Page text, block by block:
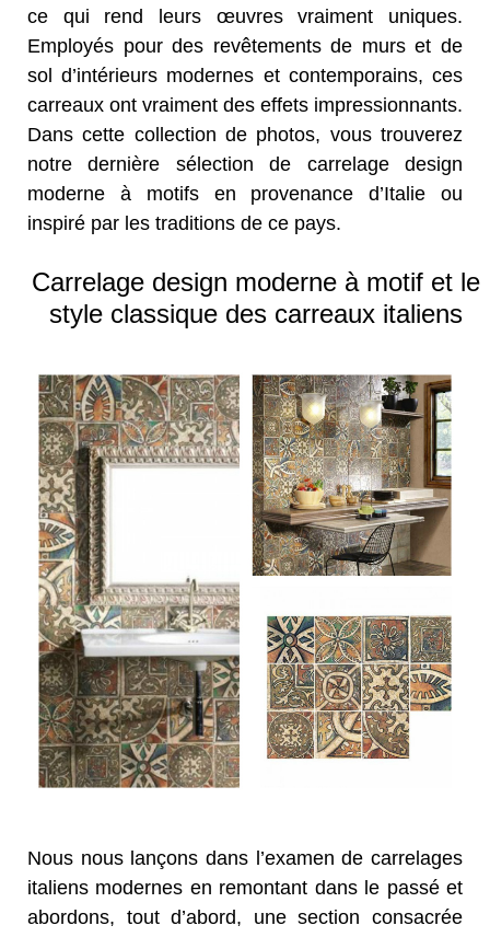
ce qui rend leurs œuvres vraiment uniques.
Employés pour des revêtements de murs et de
sol d’intérieurs modernes et contemporains, ces
carreaux ont vraiment des effets impressionnants.
Dans cette collection de photos, vous trouverez
notre dernière sélection de carrelage design
moderne à motifs en provenance d’Italie ou
inspiré par les traditions de ce pays.
Carrelage design moderne à motif et le
style classique des carreaux italiens
Nous nous lançons dans l’examen de carrelages
italiens modernes en remontant dans le passé et
abordons, tout d’abord, une section consacrée